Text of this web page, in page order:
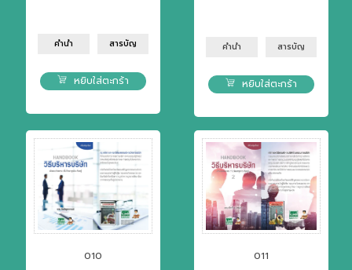
คำนำ สารบัญ
หยิบใส่ตะกร้า
คำนำ สารบัญ
หยิบใส่ตะกร้า
010 011